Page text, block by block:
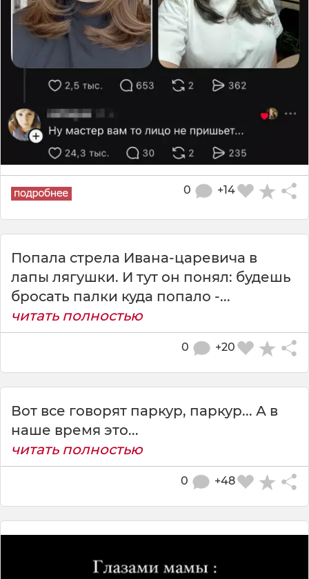
+14
0
Попала стрела Ивана-царевича в
лапы лягушки. И тут он понял: будешь
бросать палки куда попало -...
читать полностью
+20
0
Вот все говорят паркур, паркур... А в
наше время это...
читать полностью
+48
0